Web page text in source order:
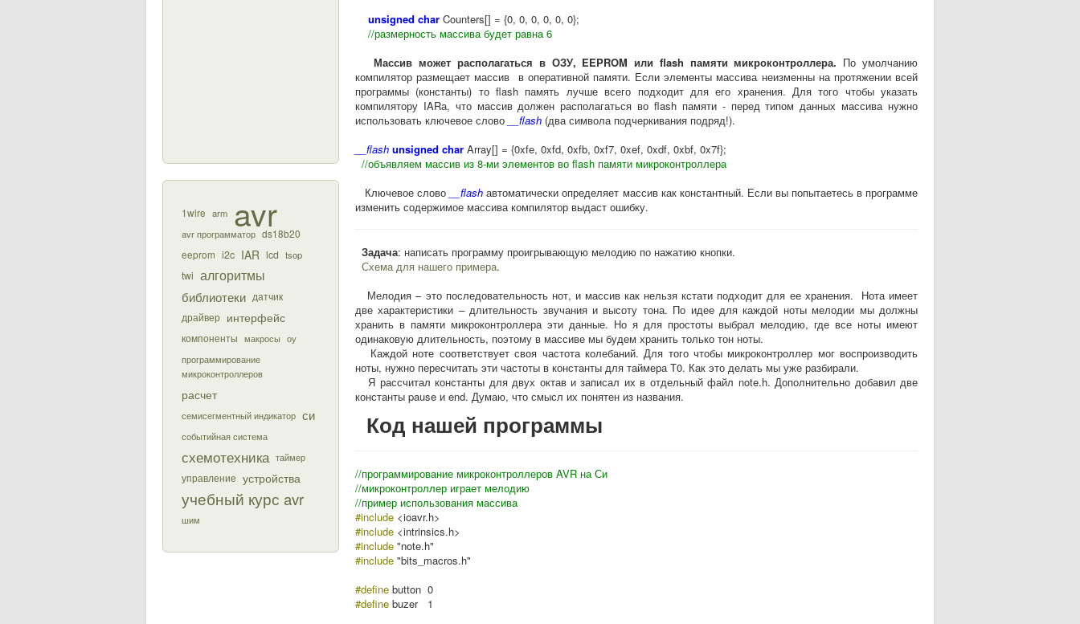
1wire arm avr
avr программатор ds18b20
eeprom i2c IAR lcd tsop
twi алгоритмы
библиотеки датчик
драйвер интерфейс
компоненты макросы оу
программирование
микроконтроллеров
расчет
семисегментный индикатор си
событийная система
схемотехника таймер
управление устройства
учебный курс avr
шим
unsigned char Counters[] = {0, 0, 0, 0, 0, 0};
//размерность массива будет равна 6
Массив может располагаться в ОЗУ, EEPROM или flash памяти микроконтроллера. По умолчанию
компилятор размещает массив в оперативной памяти. Если элементы массива неизменны на протяжении всей
программы (константы) то flash память лучше всего подходит для его хранения. Для того чтобы указать
компилятору IARа, что массив должен располагаться во flash памяти - перед типом данных массива нужно
использовать ключевое слово
__flash (два символа подчеркивания подряд!).
__flash unsigned char Array[] = {0xfe, 0xfd, 0xfb, 0xf7, 0xef, 0xdf, 0xbf, 0x7f};
//объявляем массив из 8-ми элементов во flash памяти микроконтроллера
Ключевое слово
__flash автоматически определяет массив как константный. Если вы попытаетесь в программе
изменить содержимое массива компилятор выдаст ошибку.
Задача: написать программу проигрывающую мелодию по нажатию кнопки.
Схема для нашего примера.
Мелодия – это последовательность нот, и массив как нельзя кстати подходит для ее хранения. Нота имеет
две характеристики – длительность звучания и высоту тона. По идее для каждой ноты мелодии мы должны
хранить в памяти микроконтроллера эти данные. Но я для простоты выбрал мелодию, где все ноты имеют
одинаковую длительность, поэтому в массиве мы будем хранить только тон ноты.
Каждой ноте соответствует своя частота колебаний. Для того чтобы микроконтроллер мог воспроизводить
ноты, нужно пересчитать эти частоты в константы для таймера Т0. Как это делать мы уже разбирали.
Я рассчитал константы для двух октав и записал их в отдельный файл note.h. Дополнительно добавил две
константы pause и end. Думаю, что смысл их понятен из названия.
Код нашей программы
//программирование микроконтроллеров AVR на Си
//микроконтроллер играет мелодию
//пример использования массива
#include <ioavr.h>
#include <intrinsics.h>
#include "note.h"
#include "bits_macros.h"
#define button 0
#define buzer 1